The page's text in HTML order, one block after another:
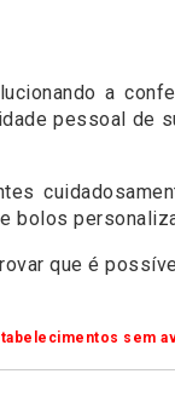
a
pessoal de
bolos
que é
sem